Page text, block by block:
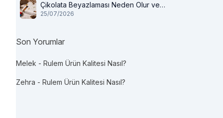
Çikolata Beyazlaması Neden Olur ve
Tüketilir mi?
25/07/2026
Son Yorumlar
Melek - Rulem Ürün Kalitesi Nasıl?
Zehra - Rulem Ürün Kalitesi Nasıl?